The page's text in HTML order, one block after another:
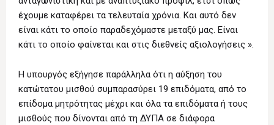
έχουμε καταφέρει τα τελευταία χρόνια. Και αυτό δεν
είναι κάτι το οποίο παραδεχόμαστε μεταξύ μας. Είναι
κάτι το οποίο φαίνεται και στις διεθνείς αξιολογήσεις ».
Η υπουργός εξήγησε παράλληλα ότι η αύξηση του
κατώτατου μισθού συμπαρασύρει 19 επιδόματα, από το
επίδομα μητρότητας μέχρι και όλα τα επιδόματα ή τους
μισθούς που δίνονται από τη ΔΥΠΑ σε διάφορα